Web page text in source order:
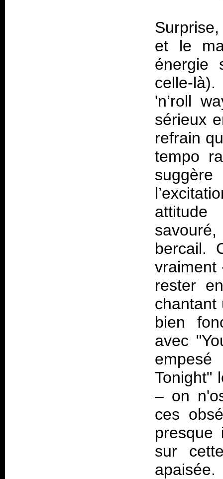
et le
énergie
celle-là).
'n’roll
sérieux
refrain
tempo
bercail.
rester
chantant
bien
avec
Tonight"
– on
ces
presque
sur
apaisée.